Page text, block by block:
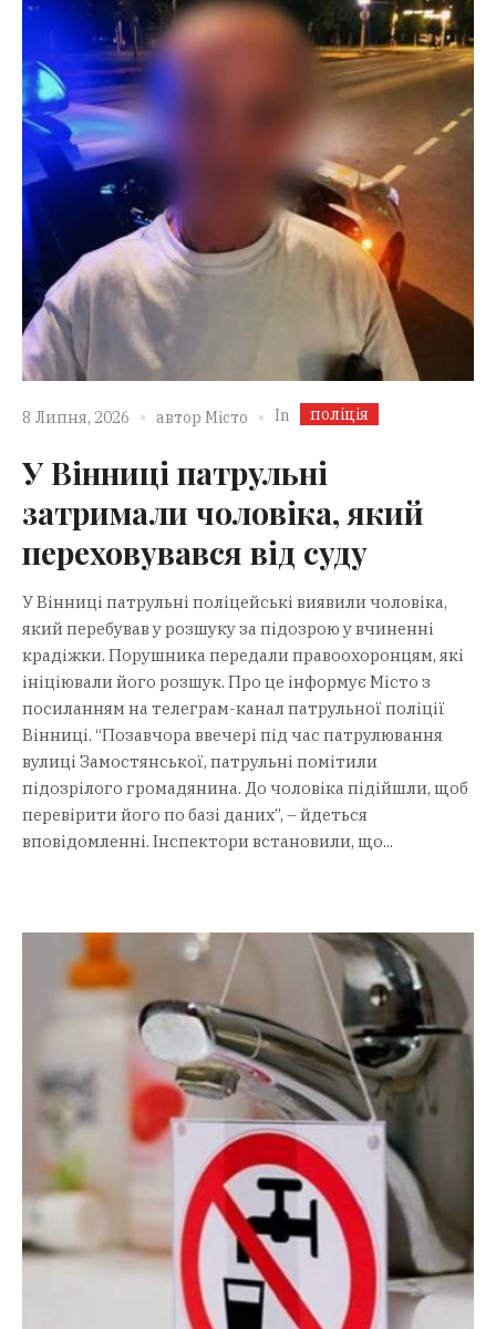
8 Липня, 2026 автор Місто In поліція
У Вінниці патрульні
затримали чоловіка, який
переховувався від суду
У Вінниці патрульні поліцейські виявили чоловіка,
який перебував у розшуку за підозрою у вчиненні
крадіжки. Порушника передали правоохоронцям, які
ініціювали його розшук. Про це інформує Місто з
посиланням на телеграм-канал патрульної поліції
Вінниці. “Позавчора ввечері під час патрулювання
вулиці Замостянської, патрульні помітили
підозрілого громадянина. До чоловіка підійшли, щоб
перевірити його по базі даних”, – йдеться
вповідомленні. Інспектори встановили, що...